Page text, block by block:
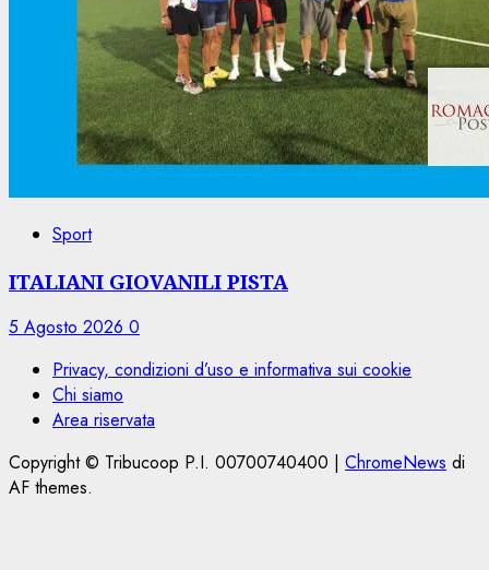
Sport
ITALIANI GIOVANILI PISTA
5 Agosto 2026 0
Privacy, condizioni d’uso e informativa sui cookie
Chi siamo
Area riservata
Copyright © Tribucoop P.I. 00700740400 | ChromeNews di
AF themes.